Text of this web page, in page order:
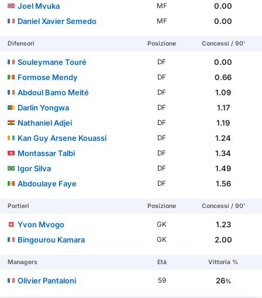
Joel Mvuka
MF
0.00
Daniel Xavier Semedo
MF 0.00
Difensori Posizione Concessi / 90'
Souleymane Touré DF
0.00
Formose Mendy
DF
0.66
Abdoul Bamo Meité
DF
1.09
Darlin Yongwa
DF
1.17
Nathaniel Adjei
DF
1.19
Kan Guy Arsene Kouassi
DF
1.24
Montassar Talbi
DF
1.34
Igor Silva
DF
1.49
Abdoulaye Faye
DF 1.56
Portieri Posizione Concessi / 90'
Yvon Mvogo GK
1.23
Bingourou Kamara
GK 2.00
Managers Età Vittoria %
Olivier Pantaloni 59 26%